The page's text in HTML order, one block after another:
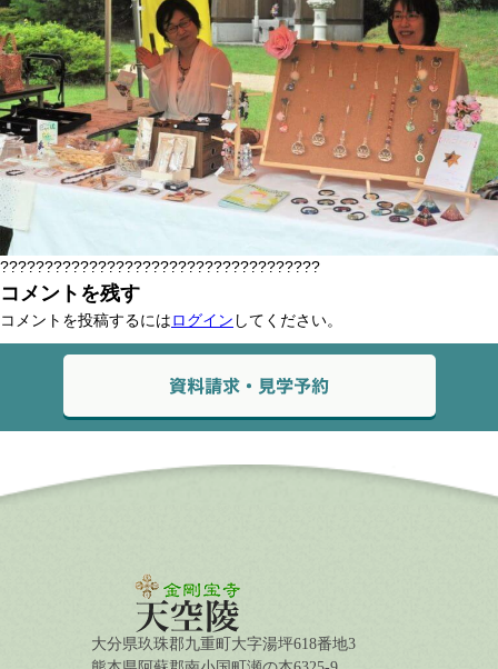
????????????????????????????????????
コメントを残す
コメントを投稿するにはログイン してください。
大分県玖珠郡九重町大字湯坪618番地3